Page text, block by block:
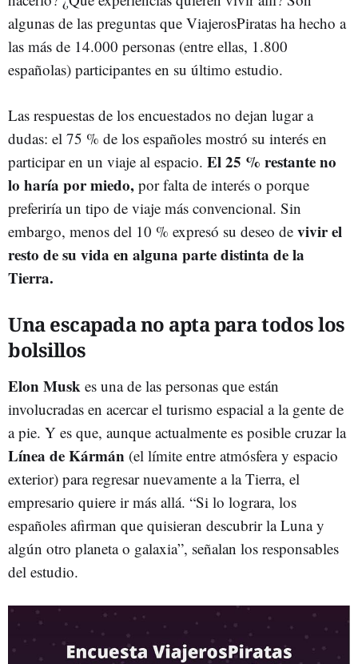
algunas de las preguntas que ViajerosPiratas ha hecho a
las más de 14.000 personas (entre ellas, 1.800
españolas) participantes en su último estudio.
Las respuestas de los encuestados no dejan lugar a
dudas: el 75 % de los españoles mostró su interés en
participar en un viaje al espacio. El 25 % restante no
lo haría por miedo, por falta de interés o porque
preferiría un tipo de viaje más convencional. Sin
embargo, menos del 10 % expresó su deseo de vivir el
resto de su vida en alguna parte distinta de la
Tierra.
Una escapada no apta para todos los
bolsillos
Elon Musk es una de las personas que están
involucradas en acercar el turismo espacial a la gente de
a pie. Y es que, aunque actualmente es posible cruzar la
Línea de Kármán (el límite entre atmósfera y espacio
exterior) para regresar nuevamente a la Tierra, el
empresario quiere ir más allá. “Si lo lograra, los
españoles afirman que quisieran descubrir la Luna y
algún otro planeta o galaxia”, señalan los responsables
del estudio.